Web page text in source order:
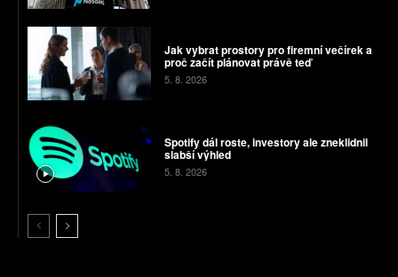
Jak vybrat prostory pro firemní večírek a
proč začít plánovat právě teď
5. 8. 2026
Spotify dál roste, investory ale zneklidnil
slabší výhled
5. 8. 2026